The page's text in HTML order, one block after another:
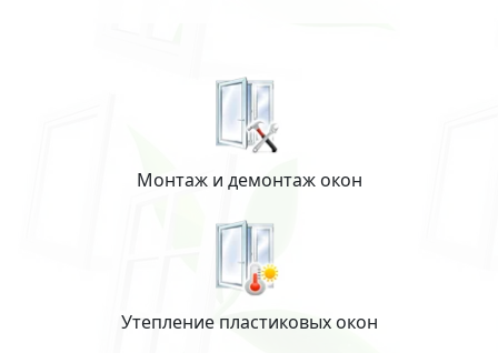
Монтаж и демонтаж окон
Утепление пластиковых окон